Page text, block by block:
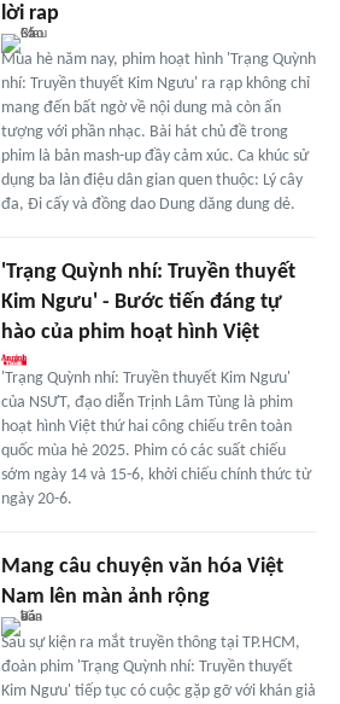
lời rap
Mùa hè năm nay, phim hoạt hình 'Trạng Quỳnh
nhí: Truyền thuyết Kim Ngưu' ra rạp không chỉ
mang đến bất ngờ về nội dung mà còn ấn
tượng với phần nhạc. Bài hát chủ đề trong
phim là bản mash-up đầy cảm xúc. Ca khúc sử
dụng ba làn điệu dân gian quen thuộc: Lý cây
đa, Ði cấy và đồng dao Dung dăng dung dẻ.
'Trạng Quỳnh nhí: Truyền thuyết
Kim Ngưu' - Bước tiến đáng tự
hào của phim hoạt hình Việt
'Trạng Quỳnh nhí: Truyền thuyết Kim Ngưu'
của NSƯT, đạo diễn Trịnh Lâm Tùng là phim
hoạt hình Việt thứ hai công chiếu trên toàn
quốc mùa hè 2025. Phim có các suất chiếu
sớm ngày 14 và 15-6, khởi chiếu chính thức từ
ngày 20-6.
Mang câu chuyện văn hóa Việt
Nam lên màn ảnh rộng
Sau sự kiện ra mắt truyền thông tại TP.HCM,
đoàn phim 'Trạng Quỳnh nhí: Truyền thuyết
Kim Ngưu' tiếp tục có cuộc gặp gỡ với khán giả